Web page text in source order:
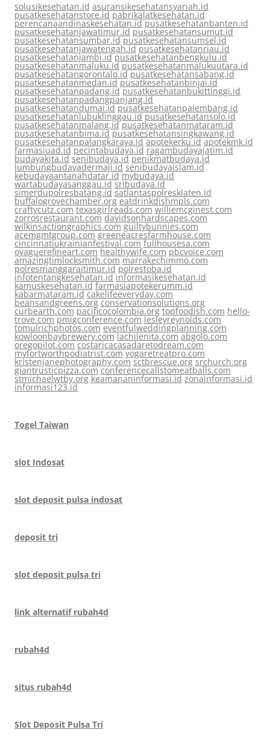
solusikesehatan.id asuransikesehatansyariah.id
pusatkesehatanstore.id pabrikalatkesehatan.id
perencanaandinaskesehatan.id pusatkesehatanbanten.id
pusatkesehatanjawatimur.id pusatkesehatansumut.id
pusatkesehatansumbar.id pusatkesehatansumsel.id
pusatkesehatanjawatengah.id pusatkesehatanriau.id
pusatkesehatanjambi.id pusatkesehatanbengkulu.id
pusatkesehatanmaluku.id pusatkesehatanmalukuutara.id
pusatkesehatangorontalo.id pusatkesehatansabang.id
pusatkesehatanmedan.id pusatkesehatanbinjai.id
pusatkesehatanpadang.id pusatkesehatanbukittinggi.id
pusatkesehatanpadangpanjang.id
pusatkesehatandumai.id pusatkesehatanpalembang.id
pusatkesehatanlubuklinggau.id pusatkesehatansolo.id
pusatkesehatanmalang.id pusatkesehatanmataram.id
pusatkesehatanbima.id pusatkesehatansingkawang.id
pusatkesehatanpalangkaraya.id apotekerku.id apotekmk.id
farmasiuad.id pecintabudaya.id ragambudayajatim.id
budayakita.id senibudaya.id penikmatbudaya.id
lumbungbudayadermaji.id senibudayaislam.id
kebudayaantanahdatar.id mybudaya.id
wartabudayasanggau.id sribudaya.id
simerdupolresbatang.id satlantaspolresklaten.id
buffalogrovechamber.org eatdrinkdishmpls.com
craftycutz.com texasgirlreads.com williemcginest.com
zorrosrestaurant.com davidsonhardscapes.com
wilkinsactiongraphics.com guiltybunnies.com
acemgmtgroup.com greeneacresfarmhouse.com
cincinnatiukrainianfestival.com fullhousesa.com
oyaguerefineart.com healthywife.com pbcvoice.com
amazingtimlocksmith.com marrakechimmo.com
polresmanggaraitimur.id polrestoba.id
infotentangkesehatan.id informasikesehatan.id
kamuskesehatan.id farmasiapotekerumm.id
kabarmataram.id cakelifeeveryday.com
beansandgreens.org conservationsolutions.org
curbearth.com pacificocolombia.org topfoodish.com hello-
trove.com pmigconference.com lesleyreynolds.com
tomulrichphotos.com eventfulweddingplanning.com
kowloonbaybrewery.com lachilenita.com abgolo.com
oregopilot.com costaricacasadaretodream.com
myfortworthpodiatrist.com yogaretreatpro.com
kristenjanephotography.com sctbrescue.org srchurch.org
giantrusticpizza.com conferencecallstomeatballs.com
stmichaelwtby.org keamananinformasi.id zonainformasi.id
informasi123.id
Togel Taiwan
slot Indosat
slot deposit pulsa indosat
deposit tri
slot deposit pulsa tri
link alternatif rubah4d
rubah4d
situs rubah4d
Slot Deposit Pulsa Tri